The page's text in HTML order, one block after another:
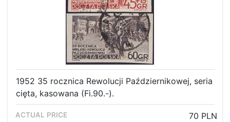
1952 35 rocznica Rewolucji Październikowej, seria
cięta, kasowana (Fi.90.-).
70 PLN